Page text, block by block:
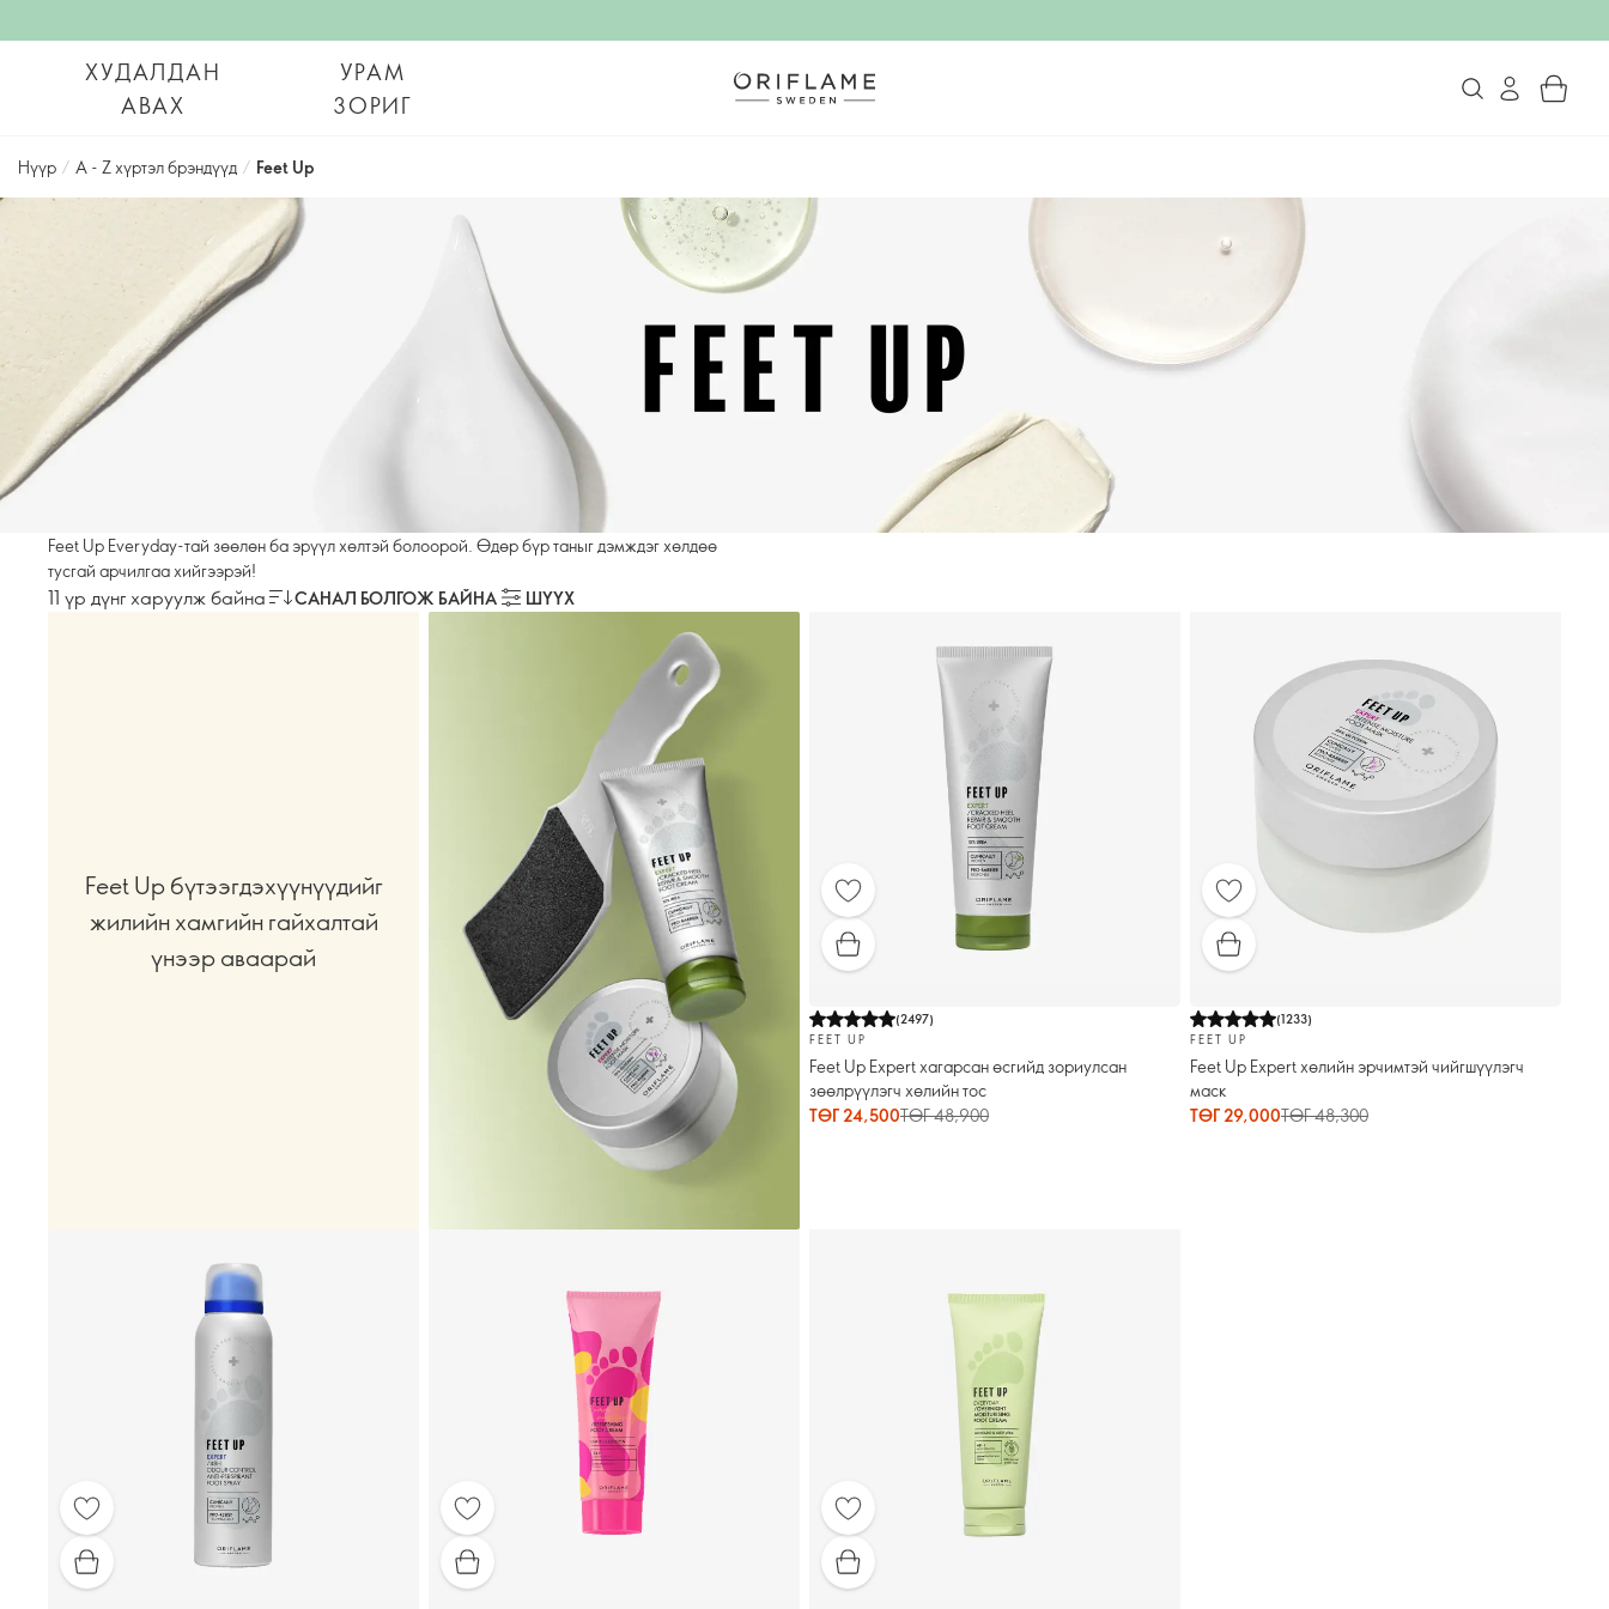
ХУДАЛДАН
АВАХ
УРАМ
ЗОРИГ
Нүүр / А - Z хүртэл брэндүүд / Feet Up
Feet Up Everyday-тай зөөлөн ба эрүүл хөлтэй болоорой. Өдөр бүр таныг дэмждэг хөлдөө
тусгай арчилгаа хийгээрэй!
11 үр дүнг харуулж байна САНАЛ БОЛГОЖ БАЙНА ШҮҮХ
Feet Up бүтээгдэхүүнүүдийг
жилийн хамгийн гайхалтай
үнээр аваарай
(2497)
FEET UP
Feet Up Expert хагарсан өсгийд зориулсан
зөөлрүүлэгч хөлийн тос
ТӨГ 24,500ТӨГ 48,900
(1233)
FEET UP
Feet Up Expert хөлийн эрчимтэй чийгшүүлэгч
маск
ТӨГ 29,000ТӨГ 48,300